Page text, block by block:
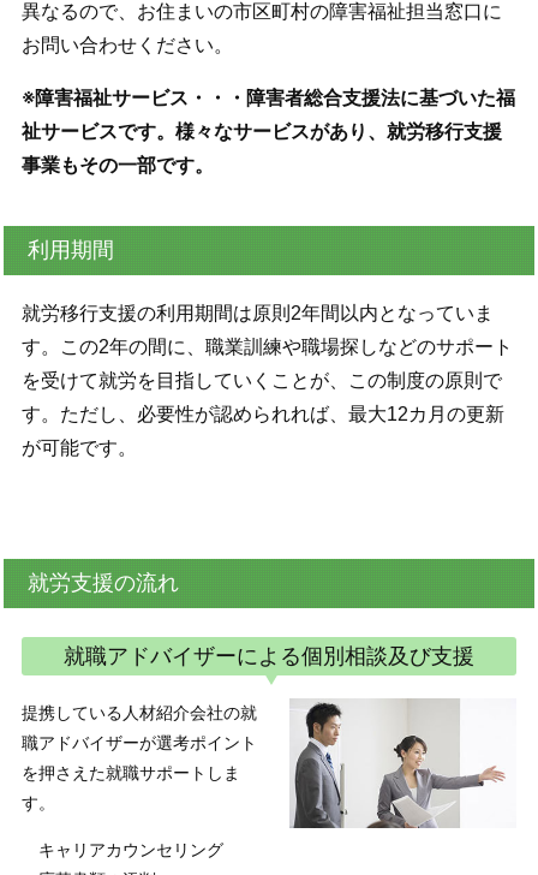
異なるので、お住まいの市区町村の障害福祉担当窓口に
お問い合わせください。
※障害福祉サービス・・・障害者総合支援法に基づいた福
祉サービスです。様々なサービスがあり、就労移行支援
事業もその一部です。
利用期間
就労移行支援の利用期間は原則2年間以内となっていま
す。この2年の間に、職業訓練や職場探しなどのサポート
を受けて就労を目指していくことが、この制度の原則で
す。ただし、必要性が認められれば、最大12カ月の更新
が可能です。
就労支援の流れ
就職アドバイザーによる個別相談及び支援
提携している人材紹介会社の就
職アドバイザーが選考ポイント
を押さえた就職サポートしま
す。
キャリアカウンセリング